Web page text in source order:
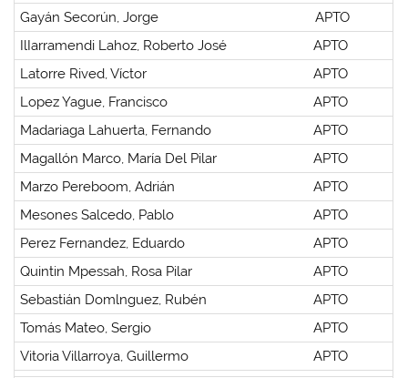
Gayán Secorún, Jorge
APTO
IlIarramendi Lahoz, Roberto José
APTO
Latorre Rived, Víctor
APTO
Lopez Yague, Francisco
APTO
Madariaga Lahuerta, Fernando
APTO
Magallón Marco, María Del Pilar
APTO
Marzo Pereboom, Adrián
APTO
Mesones Salcedo, Pablo
APTO
Perez Fernandez, Eduardo
APTO
Quintin Mpessah, Rosa Pilar
APTO
Sebastián Domlnguez, Rubén
APTO
Tomás Mateo, Sergio
APTO
Vitoria Villarroya, Guillermo
APTO